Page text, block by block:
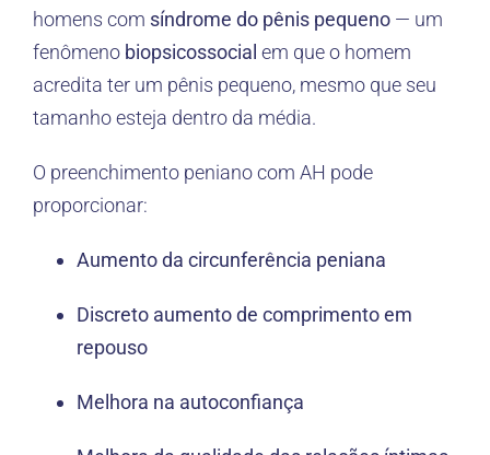
homens com síndrome do pênis pequeno— um
fenômeno biopsicossocial em que o homem
acredita ter um pênis pequeno, mesmo que seu
tamanho esteja dentro da média.
O preenchimento peniano com AH pode
proporcionar:
Aumento da circunferência peniana
Discreto aumento de comprimento em
repouso
Melhora na autoconfiança